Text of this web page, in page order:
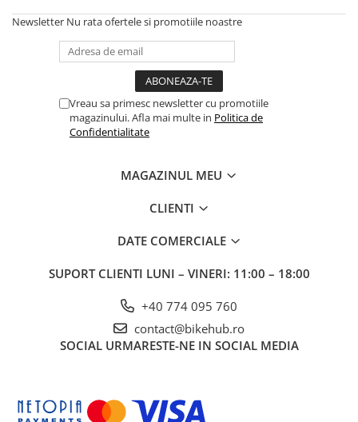
Newsletter Nu rata ofertele si promotiile noastre
Vreau sa primesc newsletter cu promotiile
magazinului. Afla mai multe in Politica de
Confidentialitate
MAGAZINUL MEU
CLIENTI
DATE COMERCIALE
SUPORT CLIENTI LUNI – VINERI: 11:00 – 18:00
+40 774 095 760
contact@bikehub.ro
SOCIAL URMARESTE-NE IN SOCIAL MEDIA